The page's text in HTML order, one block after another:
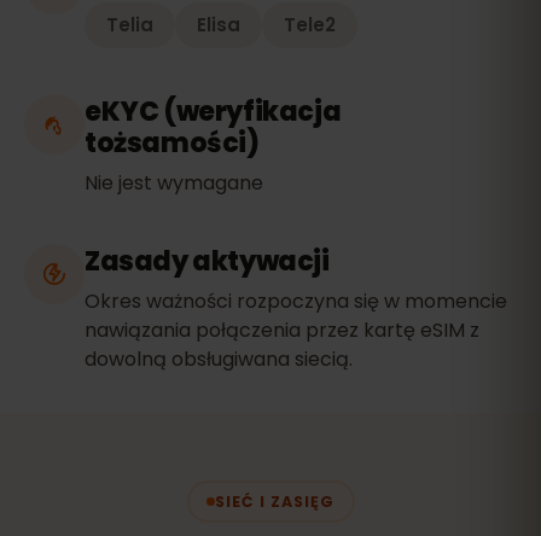
Telia Elisa Tele2
eKYC (weryfikacja
tożsamości)
Nie jest wymagane
Zasady aktywacji
Okres ważności rozpoczyna się w momencie
nawiązania połączenia przez kartę eSIM z
dowolną obsługiwana siecią.
SIEĆ I ZASIĘG